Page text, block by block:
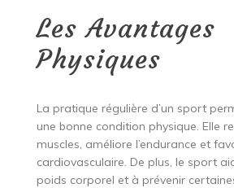
Les Avantages
Physiques
La pratique régulière d’un sport
une bonne condition physique. Elle
muscles, améliore l’endurance et
cardiovasculaire. De plus, le sport
poids corporel et à prévenir